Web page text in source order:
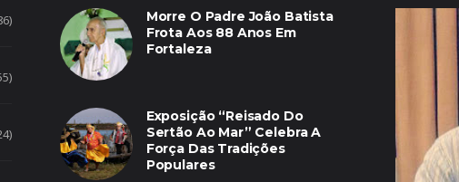
Morre O Padre João Batista
Frota Aos 88 Anos Em
Fortaleza
Exposição “Reisado Do
Sertão Ao Mar” Celebra A
Força Das Tradições
Populares